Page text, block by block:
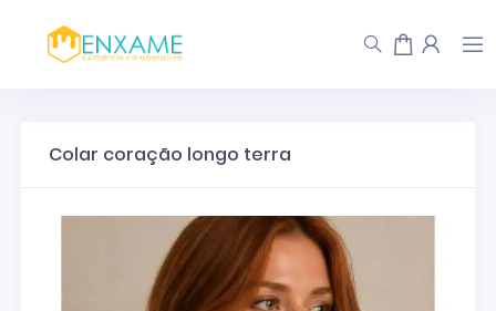
Colar coração longo terra